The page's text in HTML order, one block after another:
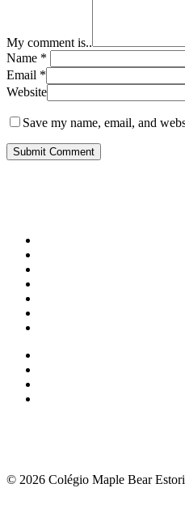
My comment is..
Name *
Email *
Website
Save my name, email, and
© 2026 Colégio Maple Bear